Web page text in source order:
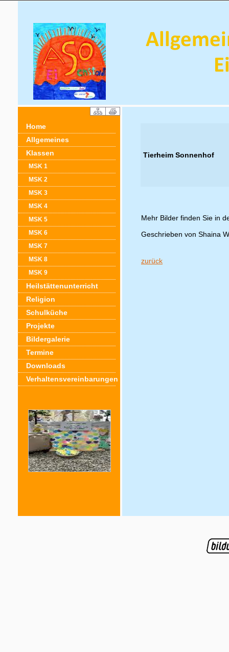
Home
Allgemeines
Klassen
MSK 1
MSK 2
MSK 3
MSK 4
MSK 5
MSK 6
MSK 7
MSK 8
MSK 9
Heilstättenunterricht
Religion
Schulküche
Projekte
Bildergalerie
Termine
Downloads
Verhaltensvereinbarungen
Tierheim Sonnenhof
Mehr Bilder finden Sie in
Geschrieben von Shaina
zurück